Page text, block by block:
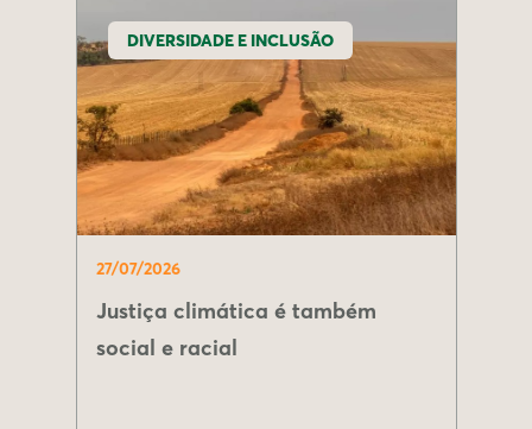
DIVERSIDADE E INCLUSÃO
27/07/2026
Justiça climática é também
social e racial